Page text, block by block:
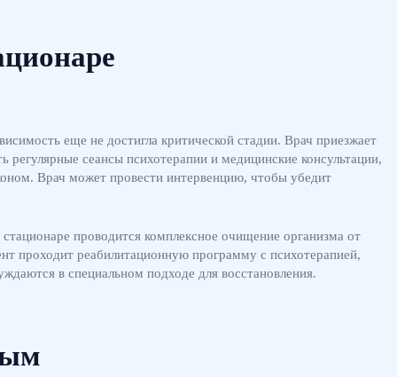
еще не достигла критической стадии. Врач приезжает
сеансы психотерапии и медицинские консультации,
Врач может провести интервенцию, чтобы убедит
проводится комплексное очищение организма от
проходит реабилитационную программу с психотерапией,
в специальном подходе для восстановления.